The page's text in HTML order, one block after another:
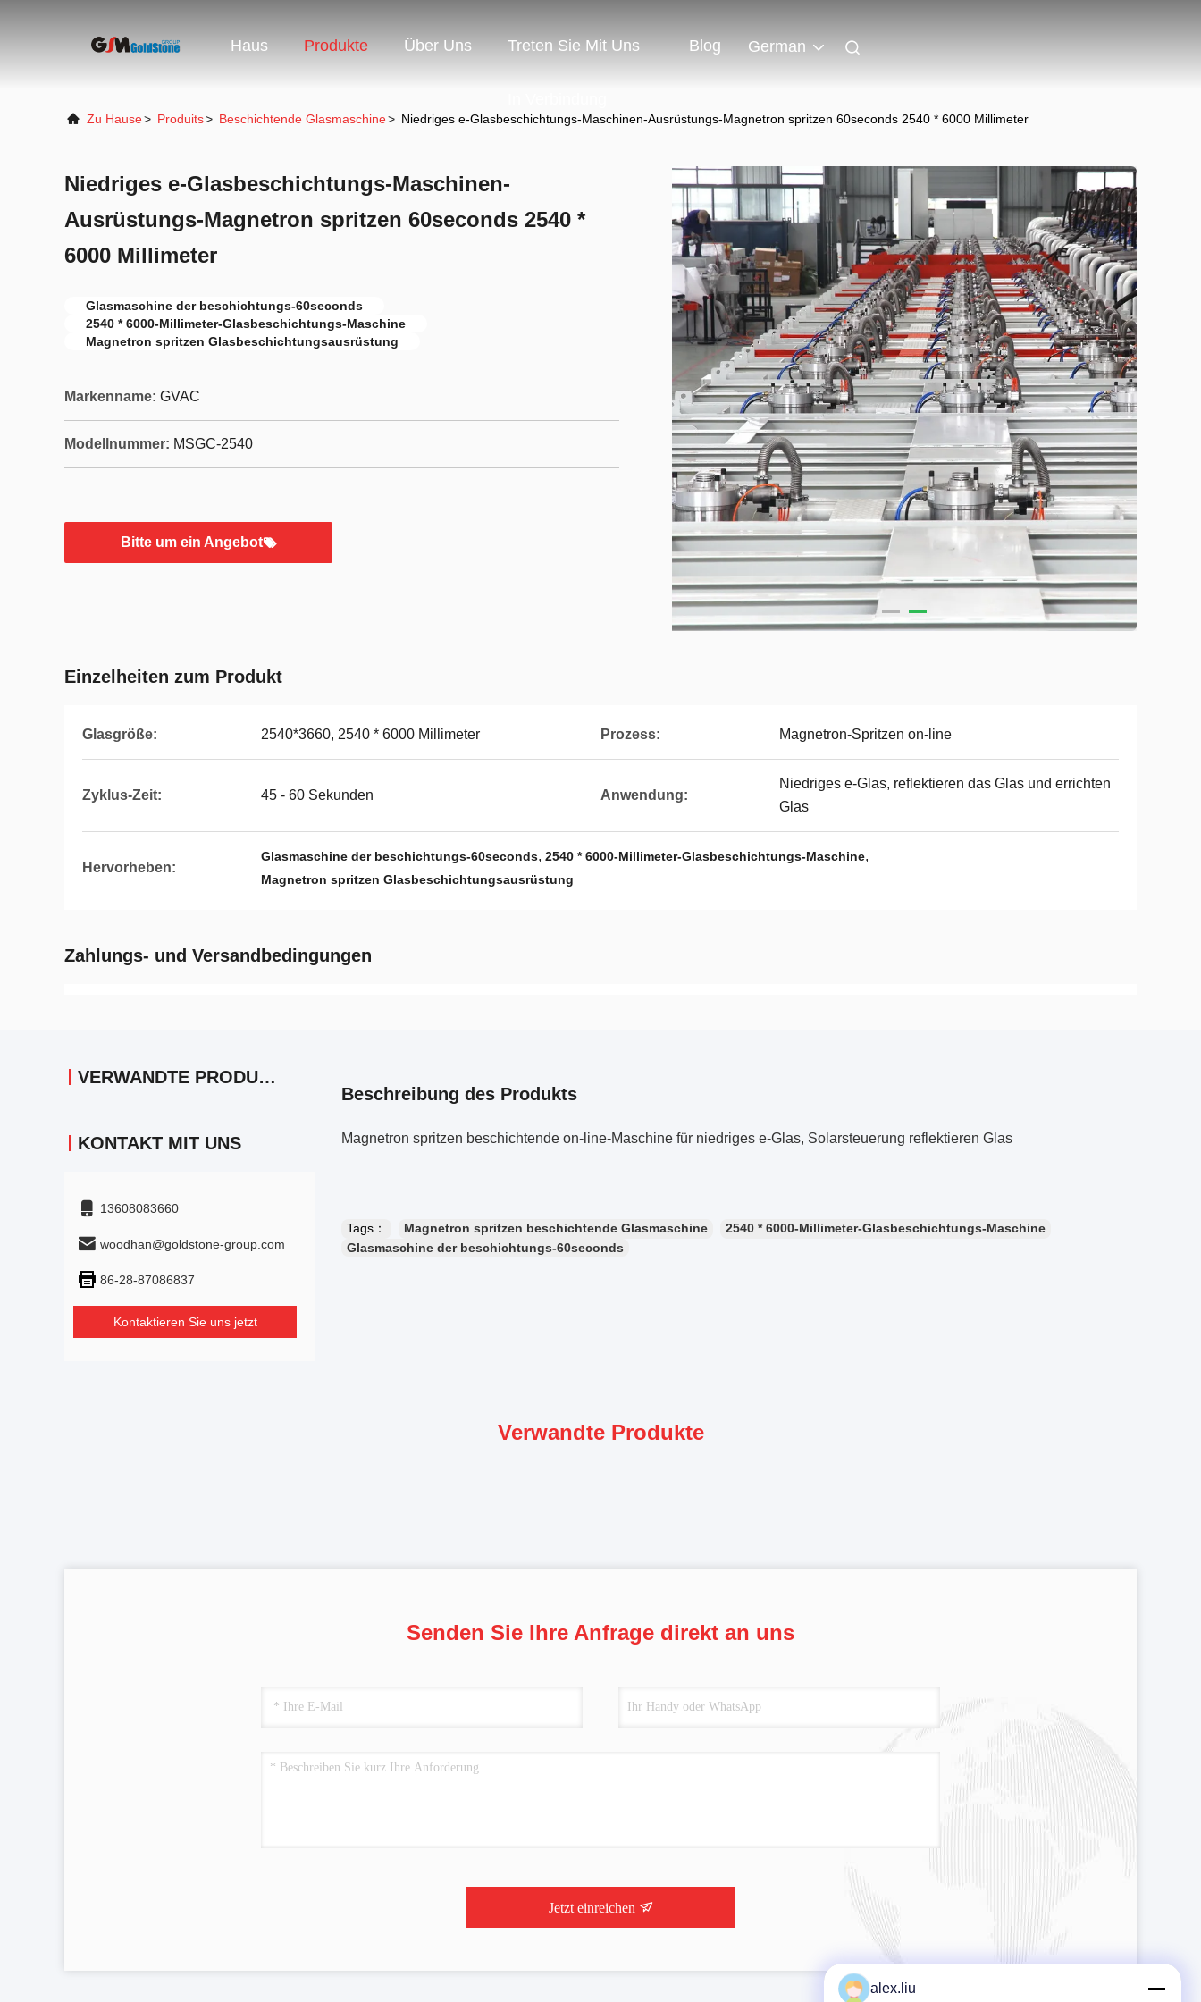
Haus Produkte Über Uns Treten Sie Mit Uns Blog German
Zu Hause> Produits> Beschichtende Glasmaschine> Niedriges e-Glasbeschichtungs-Maschinen-Ausrüstungs-Magnetron spritzen 60seconds 2540 * 6000 Millimeter
Niedriges e-Glasbeschichtungs-Maschinen-
Ausrüstungs-Magnetron spritzen 60seconds 2540 *
6000 Millimeter
Glasmaschine der beschichtungs-60seconds
2540 * 6000-Millimeter-Glasbeschichtungs-Maschine
Magnetron spritzen Glasbeschichtungsausrüstung
Markenname: GVAC
Modellnummer: MSGC-2540
Bitte um ein Angebot
Einzelheiten zum Produkt
Glasgröße: 2540*3660, 2540 * 6000 Millimeter Prozess: Magnetron-Spritzen on-line
Zyklus-Zeit: 45 - 60 Sekunden Anwendung:
Niedriges e-Glas, reflektieren das Glas und errichten
Glas
Hervorheben:
Glasmaschine der beschichtungs-60seconds, 2540 * 6000-Millimeter-Glasbeschichtungs-Maschine,
Magnetron spritzen Glasbeschichtungsausrüstung
Zahlungs- und Versandbedingungen
VERWANDTE PRODUKTE
KONTAKT MIT UNS
13608083660
woodhan@goldstone-group.com
86-28-87086837
Kontaktieren Sie uns jetzt
Beschreibung des Produkts
Magnetron spritzen beschichtende on-line-Maschine für niedriges e-Glas, Solarsteuerung reflektieren Glas
Tags： Magnetron spritzen beschichtende Glasmaschine
2540 * 6000-Millimeter-Glasbeschichtungs-Maschine
Glasmaschine der beschichtungs-60seconds
Verwandte Produkte
Senden Sie Ihre Anfrage direkt an uns
Jetzt einreichen
alex.liu